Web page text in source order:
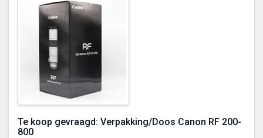
Te koop gevraagd: Verpakking/Doos Canon RF 200-
800